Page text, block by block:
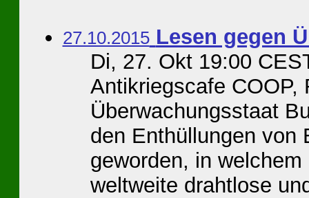
27.10.2015 Lesen gegen
Di, 27. Okt 19:00
Antikriegscafe COOP,
Überwachungsstaat
den Enthüllungen von
geworden, in
weltweite drahtlose